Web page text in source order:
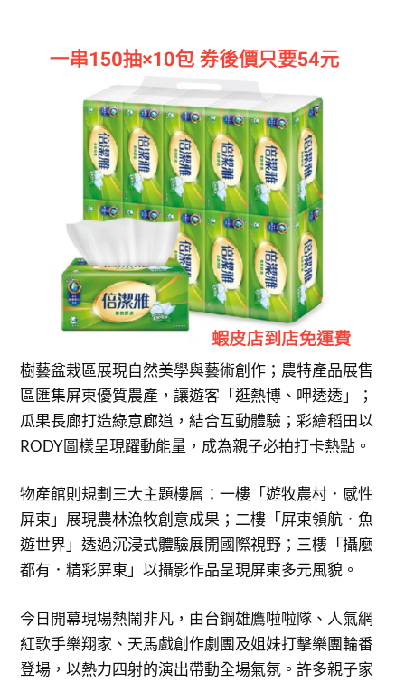
樹藝盆栽區展現自然美學與藝術創作；農特產品展售
區匯集屏東優質農產，讓遊客「逛熱博、呷透透」；
瓜果長廊打造綠意廊道，結合互動體驗；彩繪稻田以
RODY圖樣呈現躍動能量，成為親子必拍打卡熱點。
物產館則規劃三大主題樓層：一樓「遊牧農村．感性
屏東」展現農林漁牧創意成果；二樓「屏東領航．魚
遊世界」透過沉浸式體驗展開國際視野；三樓「攝麼
都有．精彩屏東」以攝影作品呈現屏東多元風貌。
今日開幕現場熱鬧非凡，由台鋼雄鷹啦啦隊、人氣網
紅歌手樂翔家、天馬戲創作劇團及姐妹打擊樂團輪番
登場，以熱力四射的演出帶動全場氣氛。許多親子家